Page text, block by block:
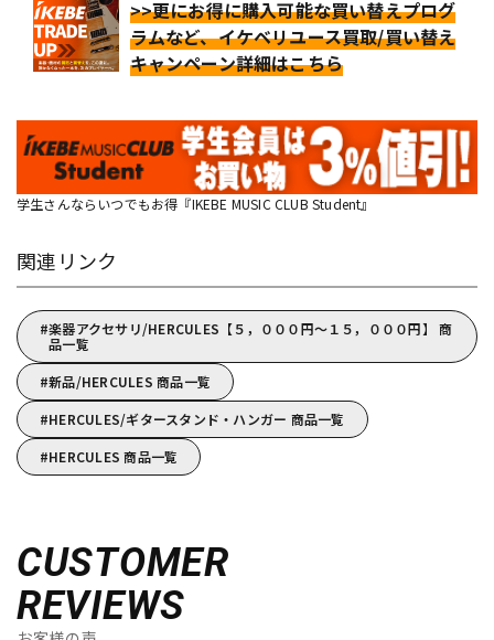
>>更にお得に購入可能な買い替えプログ
ラムなど、イケベリユース買取/買い替え
キャンペーン詳細はこちら
学生さんならいつでもお得『IKEBE MUSIC CLUB Student』
関連リンク
楽器アクセサリ/HERCULES【５，０００円～１５，０００円】 商
品一覧
新品/HERCULES 商品一覧
HERCULES/ギタースタンド・ハンガー 商品一覧
HERCULES 商品一覧
CUSTOMER
REVIEWS